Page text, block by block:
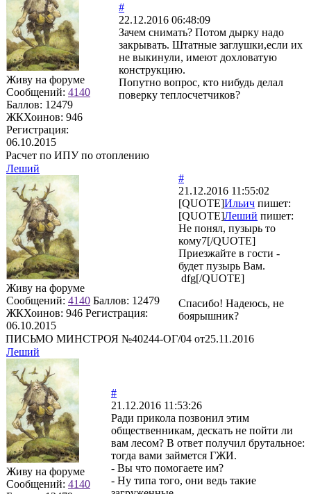
Живу на форуме
Сообщений: 4140
Баллов: 12479
ЖКХоинов: 946
Регистрация:
06.10.2015
#
22.12.2016 06:48:09
Зачем снимать? Потом дырку надо
закрывать. Штатные заглушки,если их
не выкинули, имеют дохловатую
конструкцию.
Попутно вопрос, кто нибудь делал
поверку теплосчетчиков?
Расчет по ИПУ по отоплению
Леший
Живу на форуме
Сообщений: 4140 Баллов: 12479
ЖКХоинов: 946 Регистрация:
06.10.2015
#
21.12.2016 11:55:02
[QUOTE]Ильич пишет:
[QUOTE]Леший пишет:
Не понял, пузырь то
кому7[/QUOTE]
Приезжайте в гости -
будет пузырь Вам.
dfg[/QUOTE]
Спасибо! Надеюсь, не
боярышник?
ПИСЬМО МИНСТРОЯ №40244-ОГ/04 от25.11.2016
Леший
Живу на форуме
Сообщений: 4140
#
21.12.2016 11:53:26
Ради прикола позвонил этим
общественникам, дескать не пойти ли
вам лесом? В ответ получил брутальное:
тогда вами займется ГЖИ.
- Вы что помогаете им?
- Ну типа того, они ведь такие